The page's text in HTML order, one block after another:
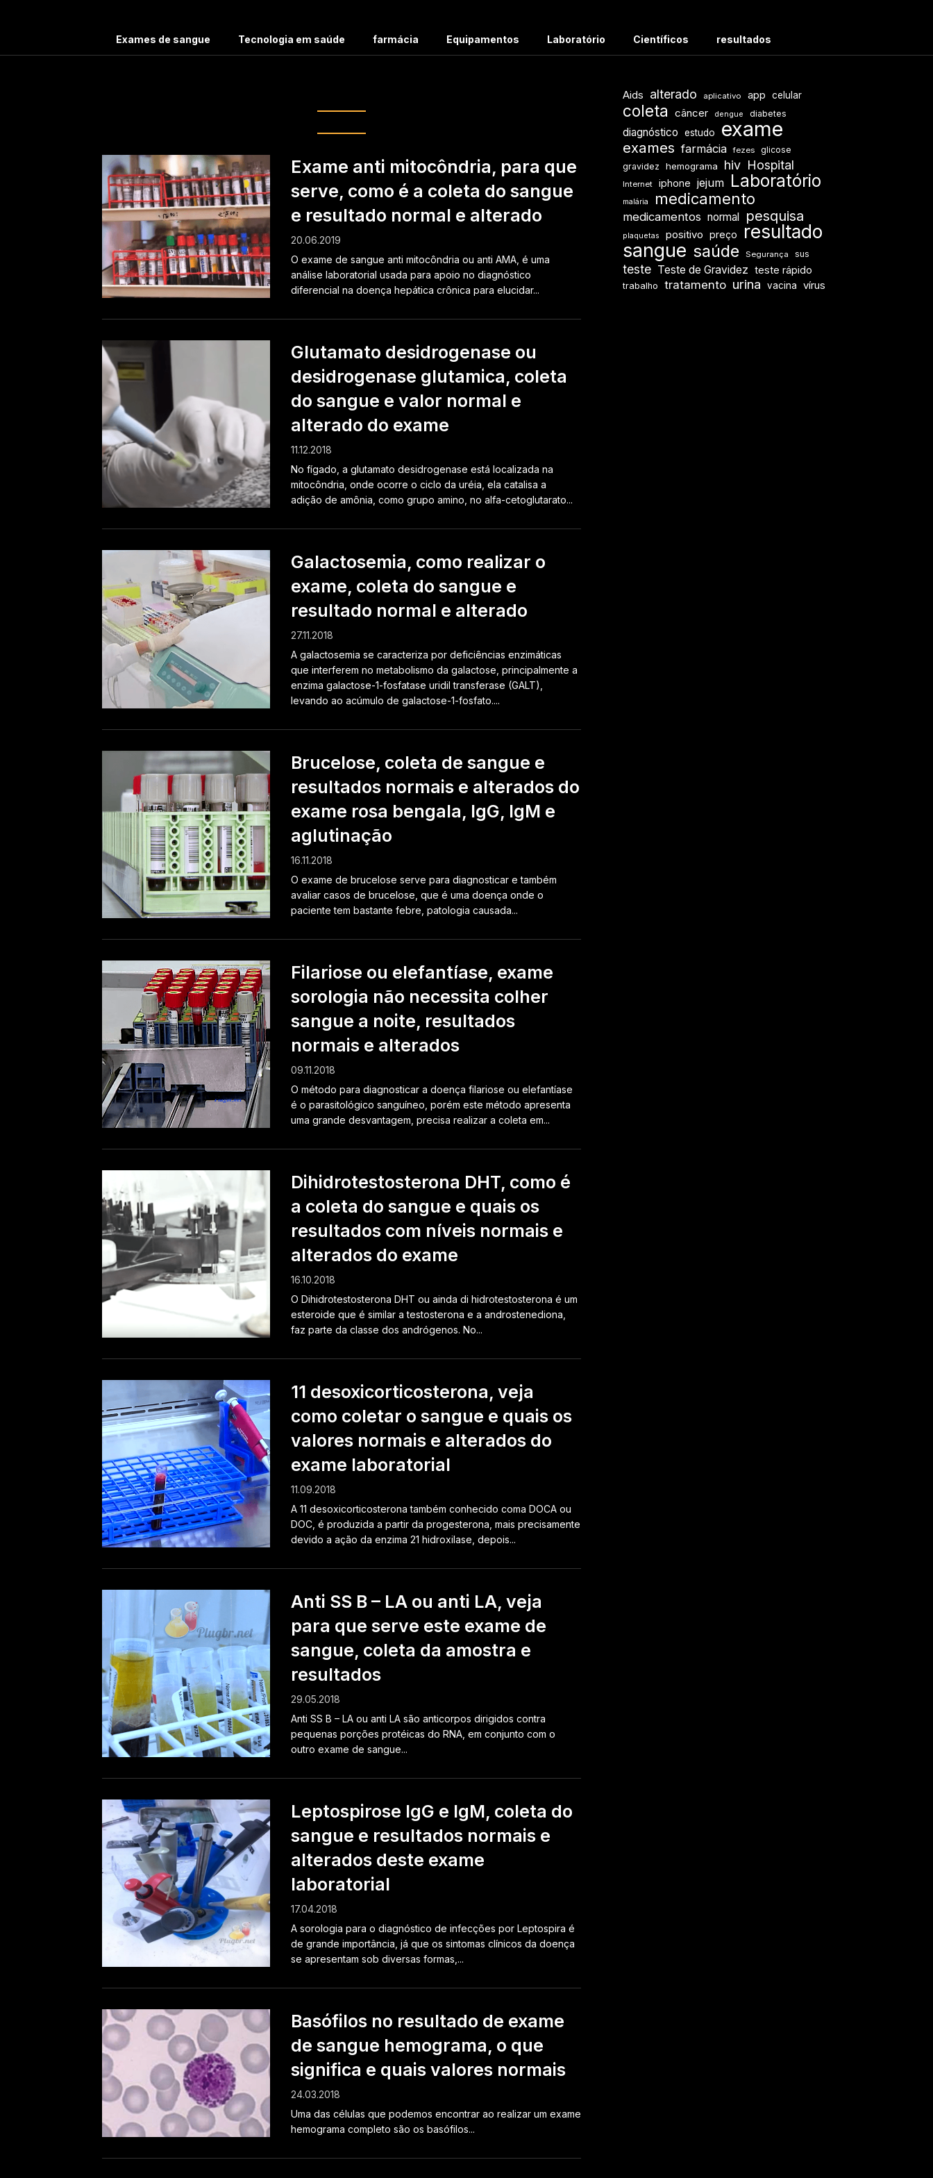
Exames de sangue Tecnologia em saúde farmácia Equipamentos Laboratório Científicos resultados
Exame anti mitocôndria, para que
serve, como é a coleta do sangue
e resultado normal e alterado
20.06.2019
O exame de sangue anti mitocôndria ou anti AMA, é uma
análise laboratorial usada para apoio no diagnóstico
diferencial na doença hepática crônica para elucidar...
Glutamato desidrogenase ou
desidrogenase glutamica, coleta
do sangue e valor normal e
alterado do exame
11.12.2018
No fígado, a glutamato desidrogenase está localizada na
mitocôndria, onde ocorre o ciclo da uréia, ela catalisa a
adição de amônia, como grupo amino, no alfa-cetoglutarato...
Galactosemia, como realizar o
exame, coleta do sangue e
resultado normal e alterado
27.11.2018
A galactosemia se caracteriza por deficiências enzimáticas
que interferem no metabolismo da galactose, principalmente a
enzima galactose-1-fosfatase uridil transferase (GALT),
levando ao acúmulo de galactose-1-fosfato....
Brucelose, coleta de sangue e
resultados normais e alterados do
exame rosa bengala, IgG, IgM e
aglutinação
16.11.2018
O exame de brucelose serve para diagnosticar e também
avaliar casos de brucelose, que é uma doença onde o
paciente tem bastante febre, patologia causada...
Filariose ou elefantíase, exame
sorologia não necessita colher
sangue a noite, resultados
normais e alterados
09.11.2018
O método para diagnosticar a doença filariose ou elefantíase
é o parasitológico sanguíneo, porém este método apresenta
uma grande desvantagem, precisa realizar a coleta em...
Dihidrotestosterona DHT, como é
a coleta do sangue e quais os
resultados com níveis normais e
alterados do exame
16.10.2018
O Dihidrotestosterona DHT ou ainda di hidrotestosterona é um
esteroide que é similar a testosterona e a androstenediona,
faz parte da classe dos andrógenos. No...
11 desoxicorticosterona, veja
como coletar o sangue e quais os
valores normais e alterados do
exame laboratorial
11.09.2018
A 11 desoxicorticosterona também conhecido coma DOCA ou
DOC, é produzida a partir da progesterona, mais precisamente
devido a ação da enzima 21 hidroxilase, depois...
Anti SS B – LA ou anti LA, veja
para que serve este exame de
sangue, coleta da amostra e
resultados
29.05.2018
Anti SS B – LA ou anti LA são anticorpos dirigidos contra
pequenas porções protéicas do RNA, em conjunto com o
outro exame de sangue...
Leptospirose IgG e IgM, coleta do
sangue e resultados normais e
alterados deste exame
laboratorial
17.04.2018
A sorologia para o diagnóstico de infecções por Leptospira é
de grande importância, já que os sintomas clínicos da doença
se apresentam sob diversas formas,...
Basófilos no resultado de exame
de sangue hemograma, o que
significa e quais valores normais
24.03.2018
Uma das células que podemos encontrar ao realizar um exame
hemograma completo são os basófilos...
Aids alterado aplicativo app celular
coleta câncer dengue diabetes
diagnóstico estudo exame
exames farmácia fezes
glicose
gravidez
hemograma hiv Hospital
Internet iphone jejum Laboratório
malária medicamento
medicamentos normal pesquisa
plaquetas positivo preço resultado
sangue saúde Segurança sus
teste Teste de Gravidez teste rápido
trabalho tratamento urina vacina vírus